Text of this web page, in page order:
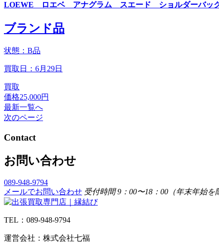
LOEWE ロエベ アナグラム スエード ショルダーバッ
ブランド品
状態：B品
買取日：6月29日
買取
価格25,000円
最新一覧へ
次のページ
Contact
お問い合わせ
089-948-9794
メールでお問い合わせ 受付時間 9：00〜18：00（年末年始を
TEL：089-948-9794
運営会社：株式会社七福